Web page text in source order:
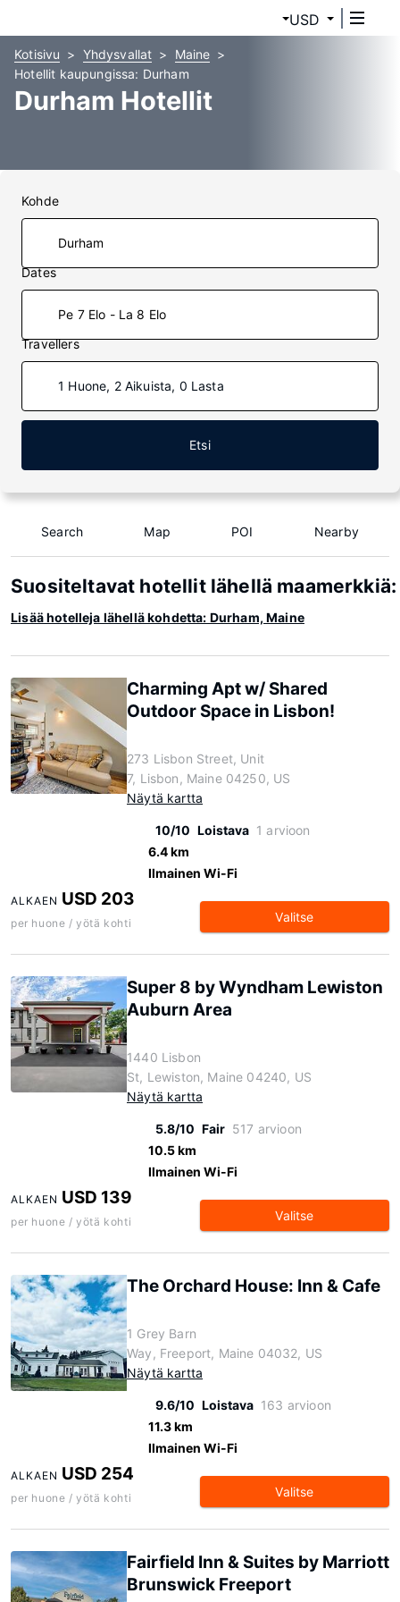
USD
Kotisivu Yhdysvallat
Maine
Hotellit kaupungissa: Durham
Durham Hotellit
Kohde
Dates
Pe 7 Elo - La 8 Elo
Travellers
1 Huone, 2 Aikuista, 0 Lasta
Etsi
Search Map POI Nearby
Suositeltavat hotellit lähellä maamerkkiä:
Lisää hotelleja lähellä kohdetta: Durham, Maine
Charming Apt w/ Shared
Outdoor Space in Lisbon!
273 Lisbon Street, Unit
7, Lisbon, Maine 04250, US
Näytä kartta
10/10 Loistava 1 arvioon
6.4 km
Ilmainen Wi-Fi
ALKAEN USD 203
per huone / yötä kohti Valitse
Super 8 by Wyndham Lewiston
Auburn Area
1440 Lisbon
St, Lewiston, Maine 04240, US
Näytä kartta
5.8/10 Fair 517 arvioon
10.5 km
Ilmainen Wi-Fi
ALKAEN USD 139
per huone / yötä kohti Valitse
The Orchard House: Inn & Cafe
1 Grey Barn
Way, Freeport, Maine 04032, US
Näytä kartta
9.6/10 Loistava 163 arvioon
11.3 km
Ilmainen Wi-Fi
ALKAEN USD 254
per huone / yötä kohti Valitse
Fairfield Inn & Suites by Marriott
Brunswick Freeport